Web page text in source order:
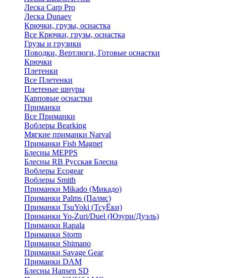
Леска Carp Pro
Леска Dunaev
Крючки, грузы, оснастка
Все Крючки, грузы, оснастка
Грузы и грузики
Поводки, Вертлюги, Готовые оснастки
Крючки
Плетенки
Все Плетенки
Плетеные шнуры
Карповые оснастки
Приманки
Все Приманки
Воблеры Bearking
Мягкие приманки Narval
Приманки Fish Magnet
Блесны MEPPS
Блесны RB Русская Блесна
Воблеры Ecogear
Воблеры Smith
Приманки Mikado (Микадо)
Приманки Palms (Палмс)
Приманки TsuYoki (ТсуЁки)
Приманки Yo-Zuri/Duel (Юзури/Дуэль)
Приманки Rapala
Приманки Storm
Приманки Shimano
Приманки Savage Gear
Приманки DAM
Блесны Hansen SD